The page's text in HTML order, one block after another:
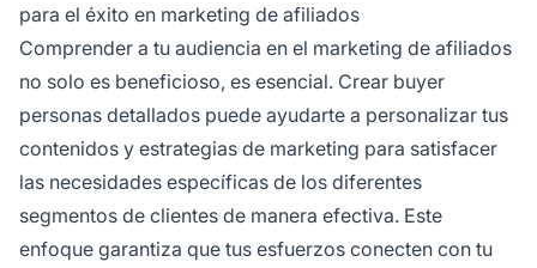
para el éxito en marketing de afiliados
Comprender a tu audiencia en el marketing de afiliados
no solo es beneficioso, es esencial. Crear buyer
personas detallados puede ayudarte a personalizar tus
contenidos y estrategias de marketing para satisfacer
las necesidades específicas de los diferentes
segmentos de clientes de manera efectiva. Este
enfoque garantiza que tus esfuerzos conecten con tu